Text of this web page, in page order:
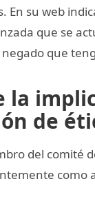
su web
que se
que
la
de
del comité
como